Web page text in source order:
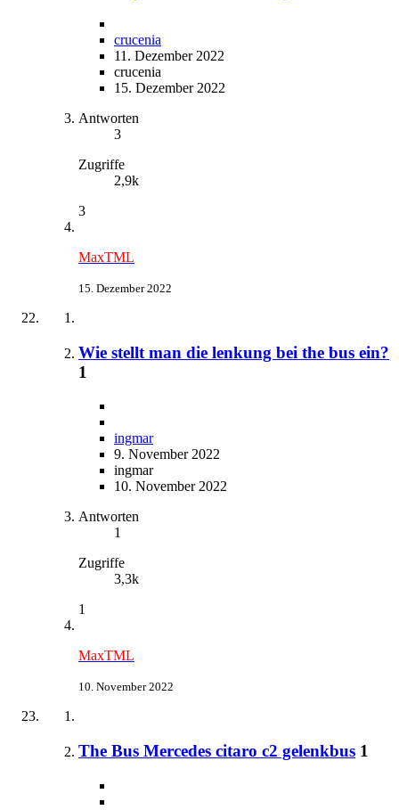
crucenia
11. Dezember 2022
crucenia
15. Dezember 2022
Antworten
3
Zugriffe
2,9k
3
MaxTML
15. Dezember 2022
Wie stellt man die lenkung bei the bus ein?
1
ingmar
9. November 2022
ingmar
10. November 2022
Antworten
1
Zugriffe
3,3k
1
MaxTML
10. November 2022
The Bus Mercedes citaro c2 gelenkbus 1